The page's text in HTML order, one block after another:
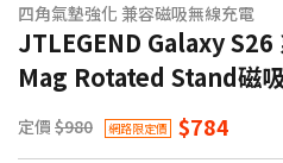
四角氣墊強化 兼容磁吸無線充電
JTLEGEND Galaxy
Mag Rotated Stand磁
定價 $980 網路限定價 $784